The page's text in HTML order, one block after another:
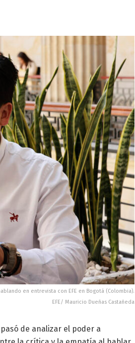
en entrevista con EFE en Bogotá (Colombia).
EFE/ Mauricio Dueñas Castañeda
pasó de analizar el poder a